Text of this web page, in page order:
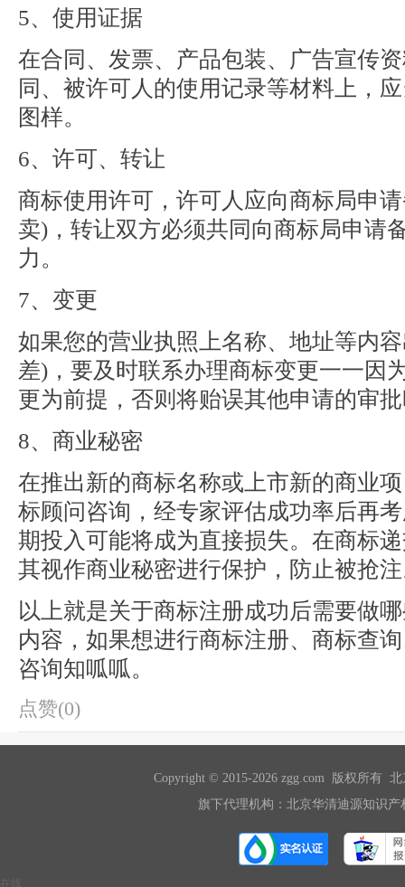
5、使用证据
在合同、发票、产品包装、广告宣传
同、被许可人的使用记录等材料上，
图样。
6、许可、转让
商标使用许可，许可人应向商标局申
卖)，转让双方必须共同向商标局申请
力。
7、变更
如果您的营业执照上名称、地址等内
差)，要及时联系办理商标变更一一因
更为前提，否则将贻误其他申请的审
8、商业秘密
在推出新的商标名称或上市新的商业
标顾问咨询，经专家评估成功率后再
期投入可能将成为直接损失。在商标
其视作商业秘密进行保护，防止被抢
以上就是关于商标注册成功后需要做
内容，如果想进行商标注册、商标查
咨询知呱呱。
点赞(0)
Copyright © 2015-2026 zgg.com 版权所有
旗下代理机构：北京华清迪源知识